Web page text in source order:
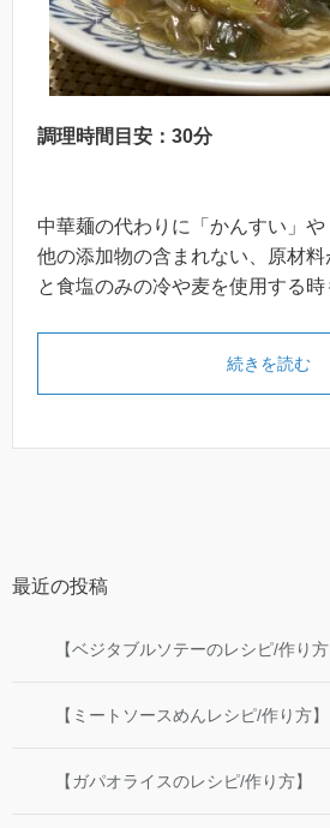
調理時間目安：30分
中華麺の代わりに「かんすい」
他の添加物の含まれない、原材
と食塩のみの冷や麦を使用する時
続きを読む
最近の投稿
【ベジタブルソテーのレシピ/作り方
【ミートソースめんレシピ/作り方】
【ガパオライスのレシピ/作り方】